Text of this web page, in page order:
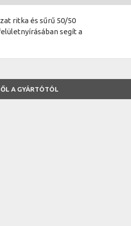
ritka és sűrű 50/50
segít a
A GYÁRTÓTÓL